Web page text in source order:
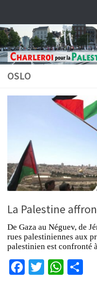
OSLO
La Palestine
De Gaza au Néguev, de
rues palestiniennes aux
palestinien est confronté
Facebook
Twitter